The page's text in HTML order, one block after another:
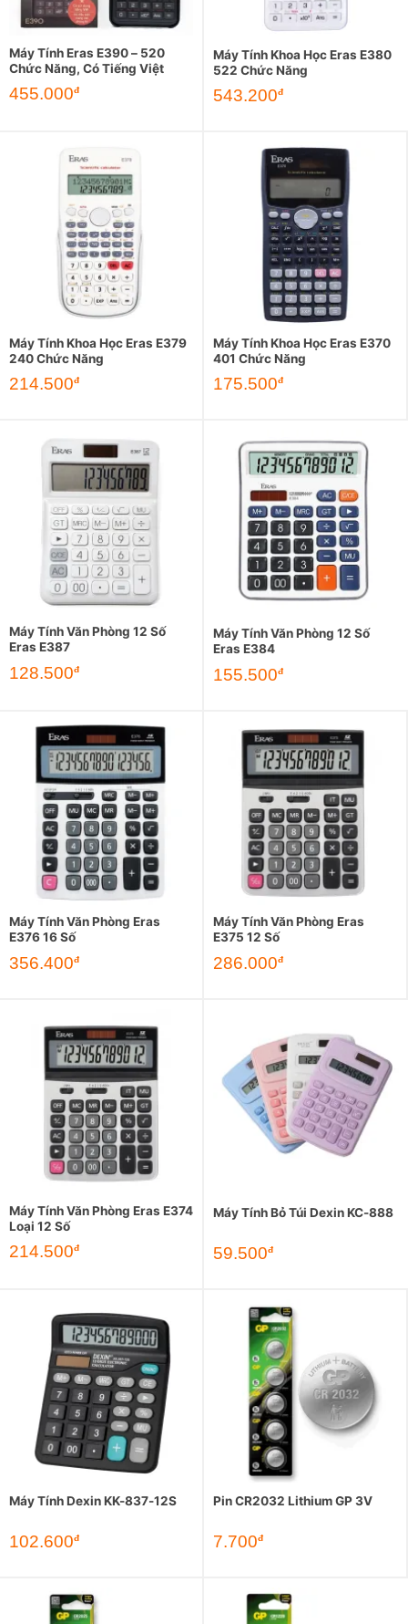
Máy Tính Eras E390 – 520
Chức Năng, Có Tiếng Việt
455.000đ
Máy Tính Khoa Học Eras E380
522 Chức Năng
543.200đ
Máy Tính Khoa Học Eras E379
240 Chức Năng
214.500đ
Máy Tính Khoa Học Eras E370
401 Chức Năng
175.500đ
Máy Tính Văn Phòng 12 Số
Eras E387
128.500đ
Máy Tính Văn Phòng 12 Số
Eras E384
155.500đ
Máy Tính Văn Phòng Eras
E376 16 Số
356.400đ
Máy Tính Văn Phòng Eras
E375 12 Số
286.000đ
Máy Tính Văn Phòng Eras E374
Loại 12 Số
214.500đ
Máy Tính Bỏ Túi Dexin KC-888
59.500đ
Máy Tính Dexin KK-837-12S
102.600đ
Pin CR2032 Lithium GP 3V
7.700đ